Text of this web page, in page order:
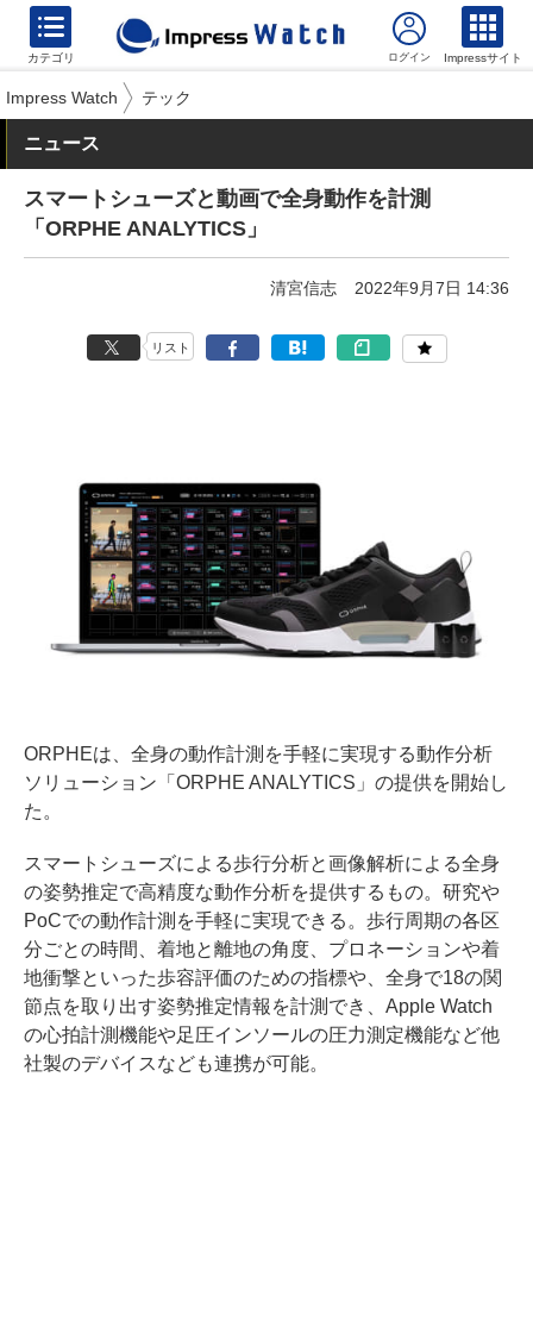
カテゴリ Impressサイト
Impress Watch テック
ニュース
スマートシューズと動画で全身動作を計測
「ORPHE ANALYTICS」
清宮信志 2022年9月7日 14:36
リスト
ORPHEは、全身の動作計測を手軽に実現する動作分析
ソリューション「ORPHE ANALYTICS」の提供を開始し
た。
スマートシューズによる歩行分析と画像解析による全身
の姿勢推定で高精度な動作分析を提供するもの。研究や
PoCでの動作計測を手軽に実現できる。歩行周期の各区
分ごとの時間、着地と離地の角度、プロネーションや着
地衝撃といった歩容評価のための指標や、全身で18の関
節点を取り出す姿勢推定情報を計測でき、Apple Watch
の心拍計測機能や足圧インソールの圧力測定機能など他
社製のデバイスなども連携が可能。